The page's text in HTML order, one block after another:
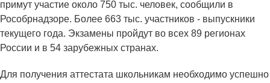
примут участие около 750 тыс. человек, сообщили в
Рособрнадзоре. Более 663 тыс. участников - выпускники
текущего года. Экзамены пройдут во всех 89 регионах
России и в 54 зарубежных странах.
Для получения аттестата школьникам необходимо успешно